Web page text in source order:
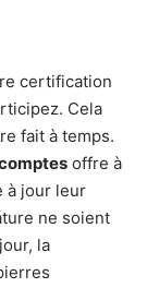
certification
Cela
fait à temps.
offre à
à jour leur
ne soient
la